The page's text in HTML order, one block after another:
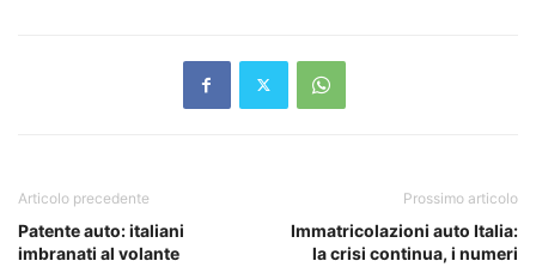
Articolo precedente
Patente auto: italiani
imbranati al volante
Prossimo articolo
Immatricolazioni auto Italia:
la crisi continua, i numeri